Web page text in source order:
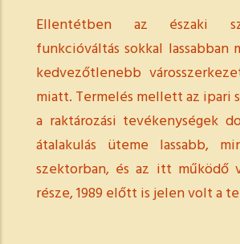
Ellentétben az északi
funkcióváltás sokkal lassabban
kedvezőtlenebb
miatt. Termelés mellett az ipari
a raktározási tevékenységek
átalakulás üteme lassabb,
szektorban, és az itt működő
része, 1989 előtt is jelen volt a